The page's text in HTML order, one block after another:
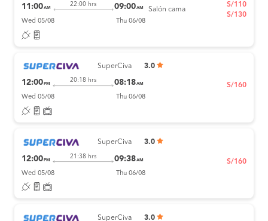
11:00AM
22:00 hrs 09:00AM
Wed 05/08 Thu 06/08
Salón cama
S/110
S/130
SuperCiva 3.0
12:00PM
20:18 hrs 08:18AM
Wed 05/08 Thu 06/08
S/160
SuperCiva 3.0
12:00 PM
21:38 hrs 09:38AM
Wed 05/08 Thu 06/08
S/160
SuperCiva 3.0